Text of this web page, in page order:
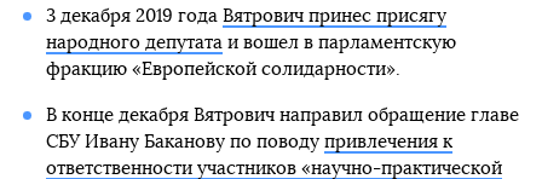
3 декабря 2019 года Вятрович принес присягу
народного депутатаи вошел в парламентскую
фракцию «Европейской солидарности».
В конце декабря Вятрович направил обращение главе
СБУ Ивану Баканову по поводу привлечения к
ответственности участников «научно-практической